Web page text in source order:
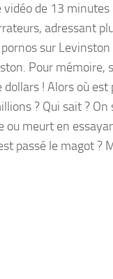
de 13
adressant
sur
Pour mémoire,
! Alors où est
? Qui sait ?
ou meurt en
passé le magot ?